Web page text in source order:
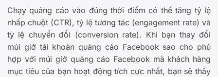
Chạy quảng cáo vào đúng thời điểm có thể tăng tỷ lệ
nhấp chuột (CTR), tỷ lệ tương tác (engagement rate) và
tỷ lệ chuyển đổi (conversion rate). Khi bạn thay đổi
múi giờ tài khoản quảng cáo Facebook sao cho phù
hợp với múi giờ quảng cáo Facebook mà khách hàng
mục tiêu của bạn hoạt động tích cực nhất, bạn sẽ thấy